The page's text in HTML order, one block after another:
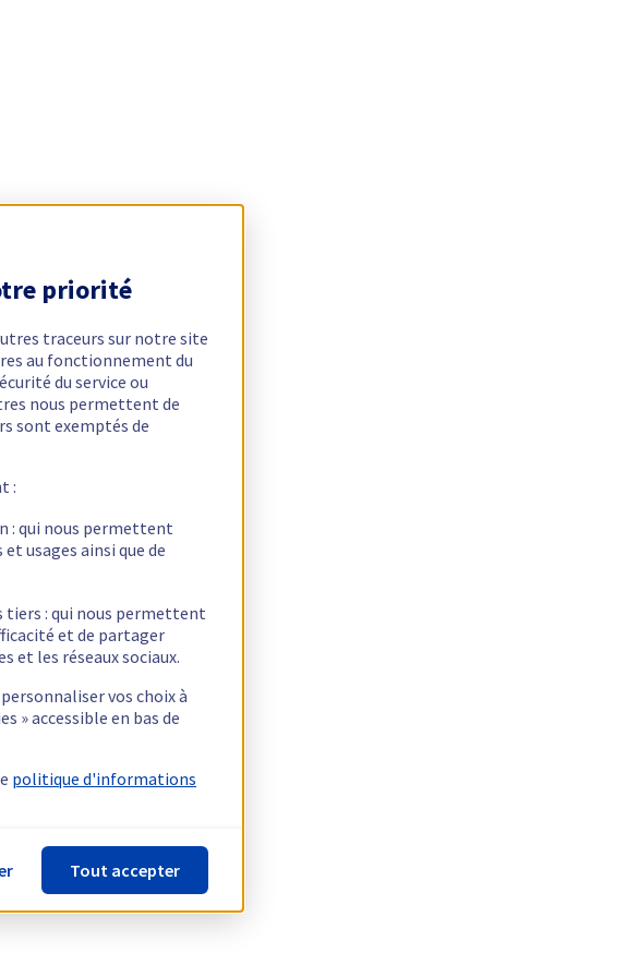
priorité
traceurs sur notre site
au fonctionnement du
du service ou
nous permettent de
sont exemptés de
:
: qui nous permettent
usages ainsi que de
tiers : qui nous permettent
et de partager
et les réseaux sociaux.
vos choix à
» accessible en bas de
politique d'informations
Tout accepter